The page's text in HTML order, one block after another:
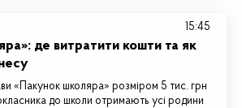
де витратити кошти та як
«Пакунок школяра» розміром 5 тис. грн
до школи отримають усі родини
15:45